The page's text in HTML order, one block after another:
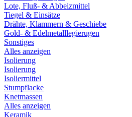
Lote, Fluß- & Abbeizmittel
Tiegel & Einsätze
Drähte, Klammern & Geschiebe
Gold- & Edelmetalllegierugen
Sonstiges
Alles anzeigen
Isolierung
Isolierung
Isoliermittel
Stumpflacke
Knetmassen
Alles anzeigen
Keramik